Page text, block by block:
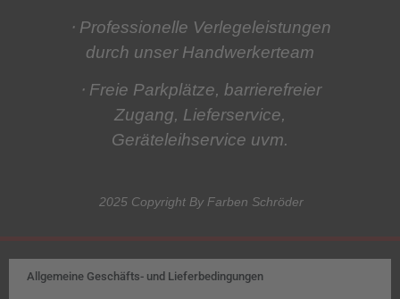
⋅ Professionelle Verlegeleistungen
durch unser Handwerkerteam
⋅ Freie Parkplätze, barrierefreier
Zugang, Lieferservice,
Geräteleihservice uvm.
2025 Copyright By Farben Schröder
Allgemeine Geschäfts- und Lieferbedingungen